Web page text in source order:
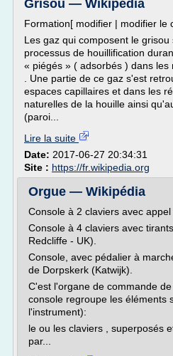
Grisou — Wikipédia
Formation[ modifier | modifier le
Les gaz qui composent le
processus de houillification
« piégés » ( adsorbés ) dans
. Une partie de ce gaz s'est
espaces capillaires et dans les
naturelles de la houille ainsi
(paroi...
Lire la suite
Date: 2017-06-27 20:34:31
Site : https://fr.wikipedia.org
Orgue — Wikipédia
Console à 2 claviers avec
Console à 4 claviers avec
Redcliffe - UK).
Console, avec pédalier à
de Dorpskerk (Katwijk).
C'est l'organe de commande
console regroupe les éléments
l'instrument):
le ou les claviers , superposés
par...